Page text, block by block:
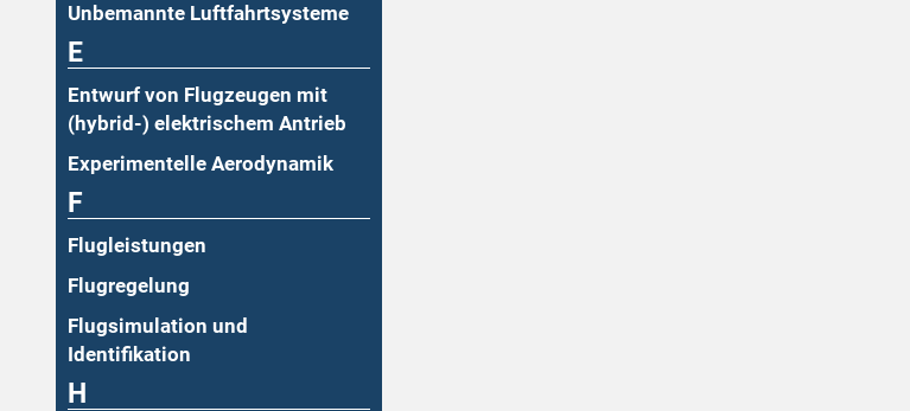
Unbemannte Luftfahrtsysteme
E
Entwurf von Flugzeugen mit
(hybrid-) elektrischem Antrieb
Experimentelle Aerodynamik
F
Flugleistungen
Flugregelung
Flugsimulation und
Identifikation
H